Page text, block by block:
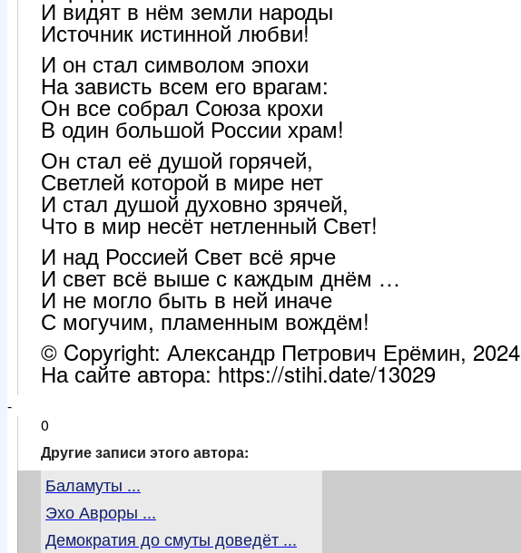
И видят в нём земли народы
Источник истинной любви!
И он стал символом эпохи
На зависть всем его врагам:
Он все собрал Союза крохи
В один большой России храм!
Он стал её душой горячей,
Светлей которой в мире нет
И стал душой духовно зрячей,
Что в мир несёт нетленный Свет!
И над Россией Свет всё ярче
И свет всё выше с каждым днём …
И не могло быть в ней иначе
С могучим, пламенным вождём!
© Copyright: Александр Петрович Ерёмин, 2024
На сайте автора: https://stihi.date/13029
-
0
Другие записи этого автора:
Баламуты ...
Эхо Авроры ...
Демократия до смуты доведёт ...